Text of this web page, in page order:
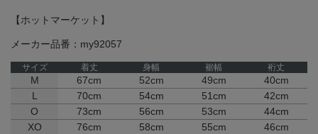
【ホットマーケット】
メーカー品番：my92057
サイズ 着丈 身幅 裾幅 裄丈
M 67cm 52cm 49cm
40cm
L
70cm 54cm 51cm
42cm
O
73cm 56cm 53cm
44cm
XO
76cm 58cm 55cm
46cm